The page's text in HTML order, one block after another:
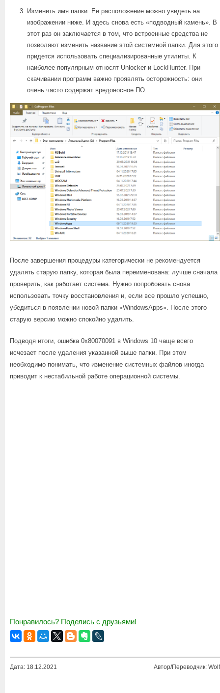
Изменить имя папки. Ее расположение можно увидеть на
изображении ниже. И здесь снова есть «подводный камень». В
этот раз он заключается в том, что встроенные средства не
позволяют изменить название этой системной папки. Для этого
придется использовать специализированные утилиты. К
наиболее популярным относят Unlocker и LockHunter. При
скачивании программ важно проявлять осторожность: они
очень часто содержат вредоносное ПО.
После завершения процедуры категорически не рекомендуется
удалять старую папку, которая была переименована: лучше сначала
проверить, как работает система. Нужно попробовать снова
использовать точку восстановления и, если все прошло успешно,
убедиться в появлении новой папки «WindowsApps». После этого
старую версию можно спокойно удалить.
Подводя итоги, ошибка 0x80070091 в Windows 10 чаще всего
исчезает после удаления указанной выше папки. При этом
необходимо понимать, что изменение системных файлов иногда
приводит к нестабильной работе операционной системы.
Понравилось? Поделись с друзьями!
Дата: 18.12.2021 Автор/Переводчик: Wolf